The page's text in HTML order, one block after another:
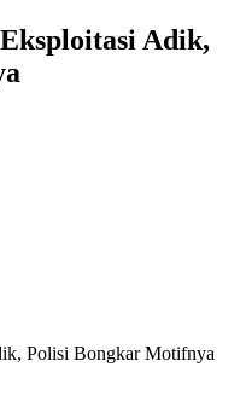
Adik,
Polisi Bongkar Motifnya